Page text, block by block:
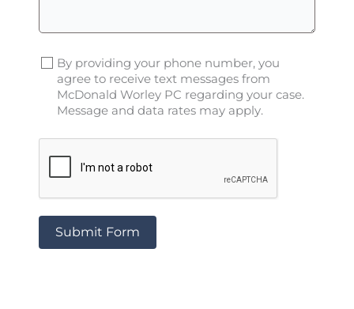
By providing your phone number, you
agree to receive text messages from
McDonald Worley PC regarding your case.
Message and data rates may apply.
Submit Form